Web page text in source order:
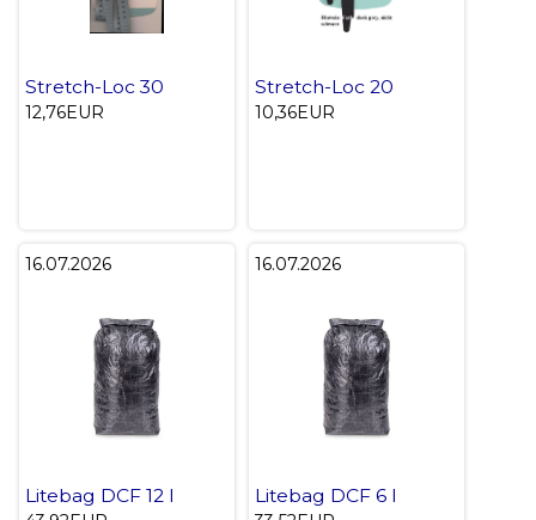
Stretch-Loc 30
12,76EUR
Stretch-Loc 20
10,36EUR
16.07.2026
Litebag DCF 12 l
16.07.2026
Litebag DCF 6 l